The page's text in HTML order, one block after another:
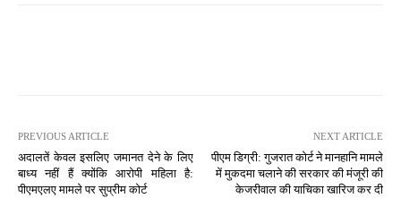
PREVIOUS ARTICLE
अदालतें केवल इसलिए जमानत देने के लिए
बाध्य नहीं हैं क्योंकि आरोपी महिला है:
पीएमएलए मामले पर सुप्रीम कोर्ट
NEXT ARTICLE
पीएम डिग्री: गुजरात कोर्ट ने मानहानि मामले
में मुकदमा चलाने की सरकार की मंजूरी की
केजरीवाल की याचिका खारिज कर दी